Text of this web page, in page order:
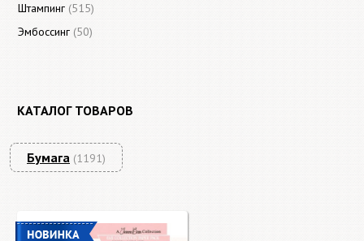
Штампинг (515)
Эмбоссинг (50)
КАТАЛОГ ТОВАРОВ
Бумага (1191)